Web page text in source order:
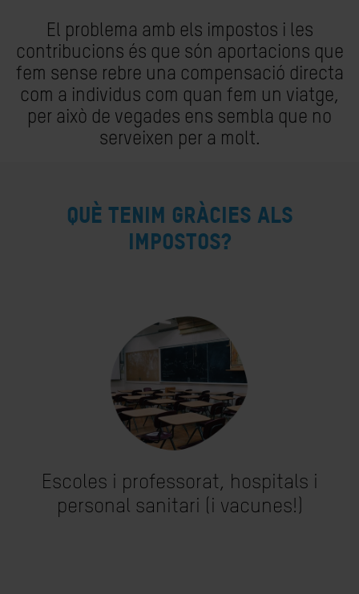
El problema amb els impostos i les
contribucions és que són aportacions que
fem sense rebre una compensació directa
com a individus com quan fem un viatge,
per això de vegades ens sembla que no
serveixen per a molt.
Què tenim gràcies als
impostos?
Escoles i professorat, hospitals i
personal sanitari (i vacunes!)